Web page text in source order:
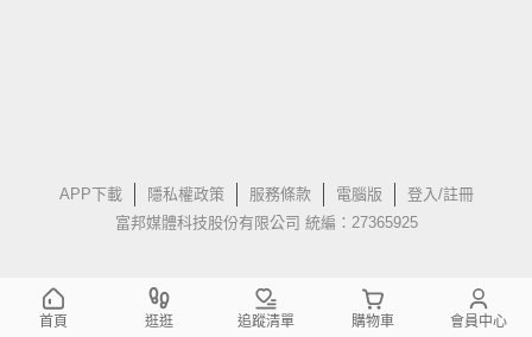
APP下載 隱私權政策 服務條款 電腦版
登入/註冊
富邦媒體科技股份有限公司 統編：27365925
首頁 逛逛 追蹤清單 購物車 會員中心